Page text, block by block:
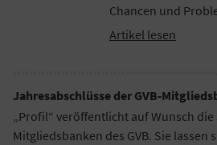
Chancen und
Artikel lesen
Jahresabschlüsse der GVB-
„Profil“ veröffentlicht auf Wunsch
Mitgliedsbanken des GVB. Sie lassen